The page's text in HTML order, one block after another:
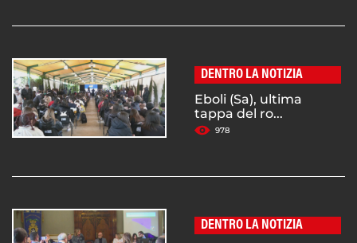
DENTRO LA NOTIZIA
Eboli (Sa), ultima
tappa del ro...
978
DENTRO LA NOTIZIA